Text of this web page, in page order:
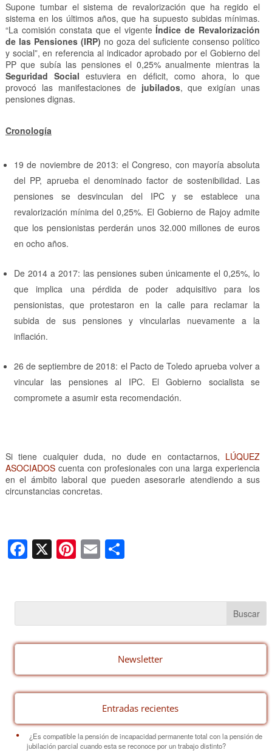
Supone tumbar el sistema de revalorización que ha regido el
sistema en los últimos años, que ha supuesto subidas mínimas.
“La comisión constata que el vigente Índice de Revalorización
de las Pensiones (IRP) no goza del suficiente consenso político
y social”, en referencia al indicador aprobado por el Gobierno del
PP que subía las pensiones el 0,25% anualmente mientras la
Seguridad Social estuviera en déficit, como ahora, lo que
provocó las manifestaciones de jubilados, que exigían unas
pensiones dignas.
Cronología
19 de noviembre de 2013: el Congreso, con mayoría absoluta
del PP, aprueba el denominado factor de sostenibilidad. Las
pensiones se desvinculan del IPC y se establece una
revalorización mínima del 0,25%. El Gobierno de Rajoy admite
que los pensionistas perderán unos 32.000 millones de euros
en ocho años.
De 2014 a 2017: las pensiones suben únicamente el 0,25%, lo
que implica una pérdida de poder adquisitivo para los
pensionistas, que protestaron en la calle para reclamar la
subida de sus pensiones y vincularlas nuevamente a la
inflación.
26 de septiembre de 2018: el Pacto de Toledo aprueba volver a
vincular las pensiones al IPC. El Gobierno socialista se
compromete a asumir esta recomendación.
Si tiene cualquier duda, no dude en contactarnos, LÚQUEZ
ASOCIADOScuenta con profesionales con una larga experiencia
en el ámbito laboral que pueden asesorarle atendiendo a sus
circunstancias concretas.
F
a
e
b
o
k
X Pi
nt
e
st
E
m
C
p
ar
tir
Newsletter
Entradas recientes
¿Es compatible la pensión de incapacidad permanente total con la pensión de
jubilación parcial cuando esta se reconoce por un trabajo distinto?